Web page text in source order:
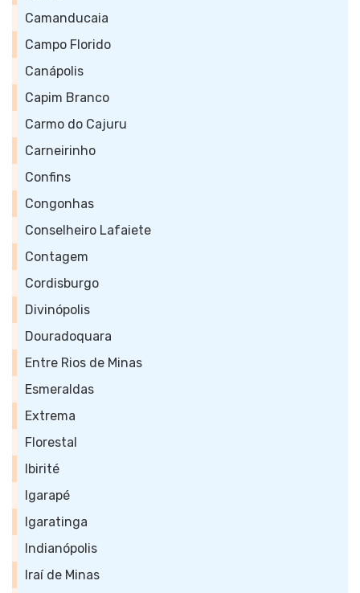
Camanducaia
Campo Florido
Canápolis
Capim Branco
Carmo do Cajuru
Carneirinho
Confins
Congonhas
Conselheiro Lafaiete
Contagem
Cordisburgo
Divinópolis
Douradoquara
Entre Rios de Minas
Esmeraldas
Extrema
Florestal
Ibirité
Igarapé
Igaratinga
Indianópolis
Iraí de Minas